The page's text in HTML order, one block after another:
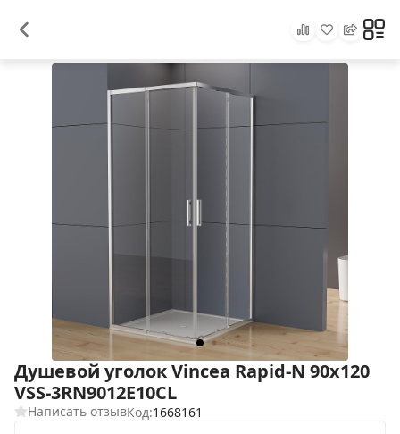
Душевой уголок Vincea Rapid-N 90x120
VSS-3RN9012E10CL
Написать отзывКод:1668161